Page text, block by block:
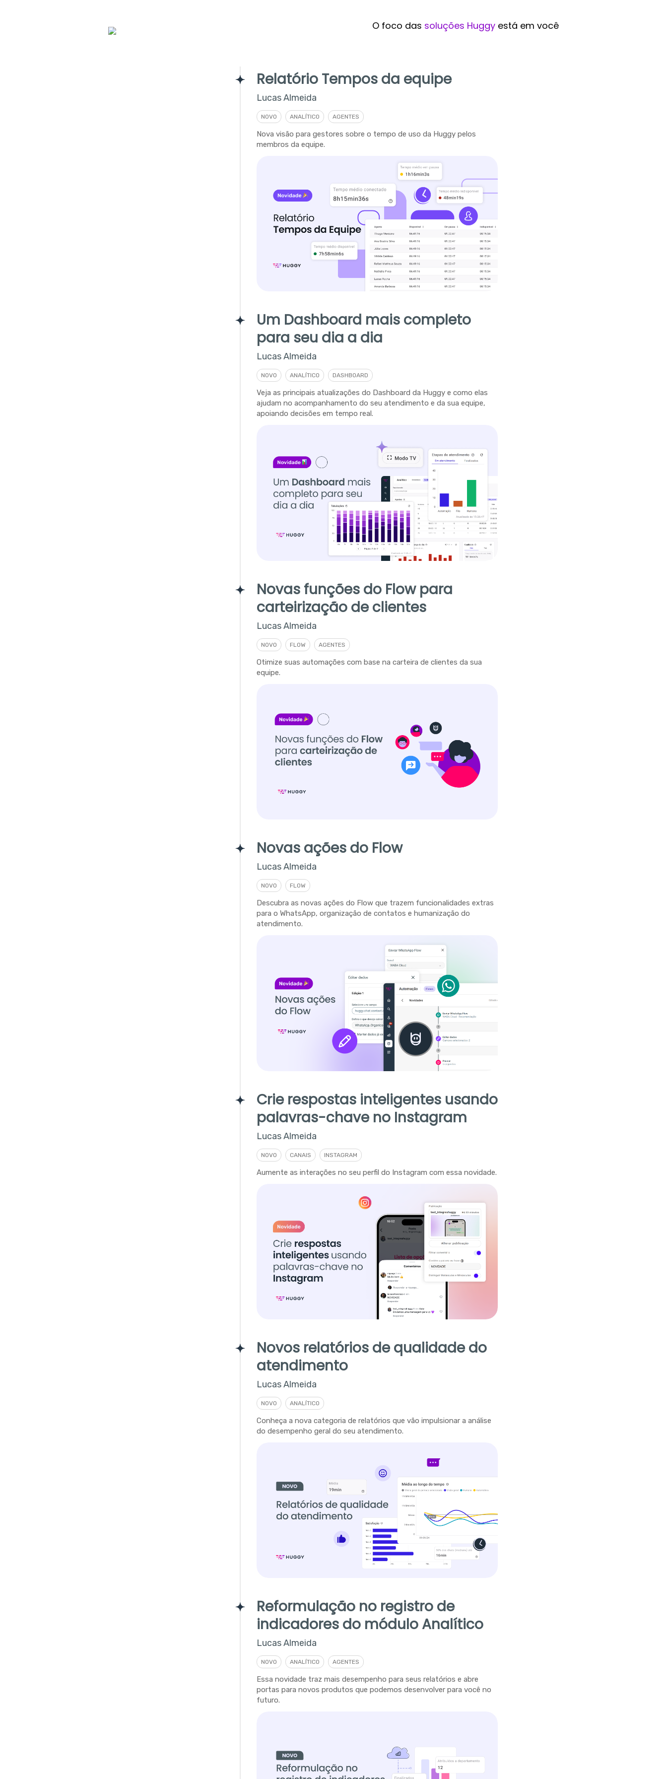
O foco das soluções Huggyestá em você
Relatório Tempos da equipe
Lucas Almeida
NOVO ANALÍTICO AGENTES
Nova visão para gestores sobre o tempo de uso da Huggy pelos
membros da equipe.
Um Dashboard mais completo
para seu dia a dia
Lucas Almeida
NOVO ANALÍTICO DASHBOARD
Veja as principais atualizações do Dashboard da Huggy e como elas
ajudam no acompanhamento do seu atendimento e da sua equipe,
apoiando decisões em tempo real.
Novas funções do Flow para
carteirização de clientes
Lucas Almeida
NOVO FLOW AGENTES
Otimize suas automações com base na carteira de clientes da sua
equipe.
Novas ações do Flow
Lucas Almeida
NOVO FLOW
Descubra as novas ações do Flow que trazem funcionalidades extras
para o WhatsApp, organização de contatos e humanização do
atendimento.
Crie respostas inteligentes usando
palavras-chave no Instagram
Lucas Almeida
NOVO CANAIS INSTAGRAM
Aumente as interações no seu perfil do Instagram com essa novidade.
Novos relatórios de qualidade do
atendimento
Lucas Almeida
NOVO ANALÍTICO
Conheça a nova categoria de relatórios que vão impulsionar a análise
do desempenho geral do seu atendimento.
Reformulação no registro de
indicadores do módulo Analítico
Lucas Almeida
NOVO ANALÍTICO AGENTES
Essa novidade traz mais desempenho para seus relatórios e abre
portas para novos produtos que podemos desenvolver para você no
futuro.